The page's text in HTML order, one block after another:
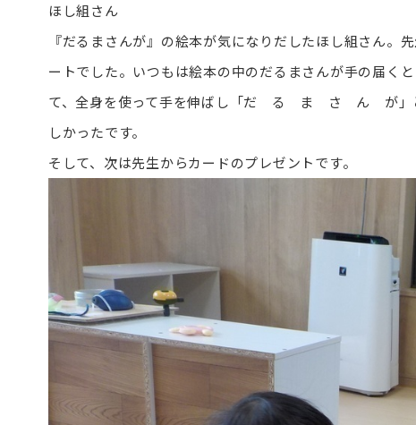
ほし組さん
『だるまさんが』の絵本が気になりだしたほし組さん。
ートでした。いつもは絵本の中のだるまさんが手の届く
て、全身を使って手を伸ばし「だ る ま さ ん が」と
しかったです。
そして、次は先生からカードのプレゼントです。